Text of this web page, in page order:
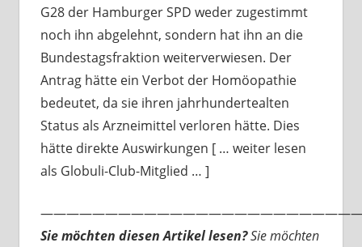
G28 der Hamburger SPD weder zugestimmt
noch ihn abgelehnt, sondern hat ihn an die
Bundestagsfraktion weiterverwiesen. Der
Antrag hätte ein Verbot der Homöopathie
bedeutet, da sie ihren jahrhundertealten
Status als Arzneimittel verloren hätte. Dies
hätte direkte Auswirkungen [ … weiter lesen
als Globuli-Club-Mitglied … ]
Sie möchten diesen Artikel lesen?Sie möchten